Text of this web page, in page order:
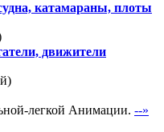
катамараны, плоты
движители
)
легкой Анимации. --»